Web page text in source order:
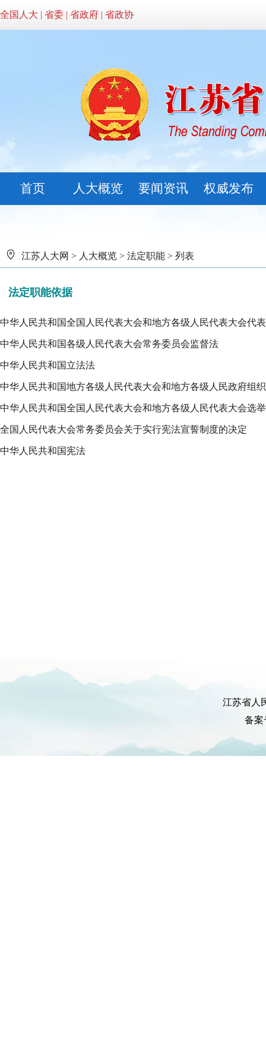
全国人大 | 省委 | 省政府 | 省政协
首页 人大概览 要闻资讯 权威发布
江苏人大网 > 人大概览 > 法定职能 > 列表
法定职能依据
中华人民共和国全国人民代表大会和地方各级人民代表大会代
中华人民共和国各级人民代表大会常务委员会监督法
中华人民共和国立法法
中华人民共和国地方各级人民代表大会和地方各级人民政府组
中华人民共和国全国人民代表大会和地方各级人民代表大会选
全国人民代表大会常务委员会关于实行宪法宣誓制度的决定
中华人民共和国宪法
江苏省人
备案